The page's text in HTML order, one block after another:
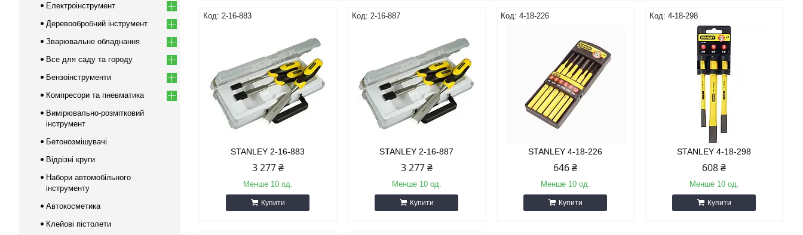
2-16-883
STANLEY 2-16-883
3 277 ₴
Менше 10 од.
Купити
2-16-887
STANLEY 2-16-887
3 277 ₴
Менше 10 од.
Купити
4-18-226
STANLEY 4-18-226
646 ₴
Менше 10 од.
Купити
4-18-298
STANLEY 4-18-298
608 ₴
Менше 10 од.
Купити
Електроінструмент
Деревообробний інструмент
Зварювальне обладнання
Все для саду та городу
Бензоінструменти
Компресори та пневматика
Вимірювально-розмітковий
інструмент
Бетонозмішувачі
Відрізні круги
Набори автомобільного
інструменту
Автокосметика
Клейові пістолети